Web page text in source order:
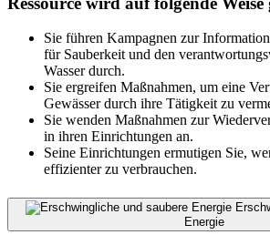
Sie führen Kampagnen zur
für Sauberkeit und den
Wasser durch.
Sie ergreifen Maßnahmen, um eine
Gewässer durch ihre Tätigkeit zu
Sie wenden Maßnahmen zur
in ihren Einrichtungen an.
Seine Einrichtungen ermutigen Sie,
effizienter zu verbrauchen.
Energie